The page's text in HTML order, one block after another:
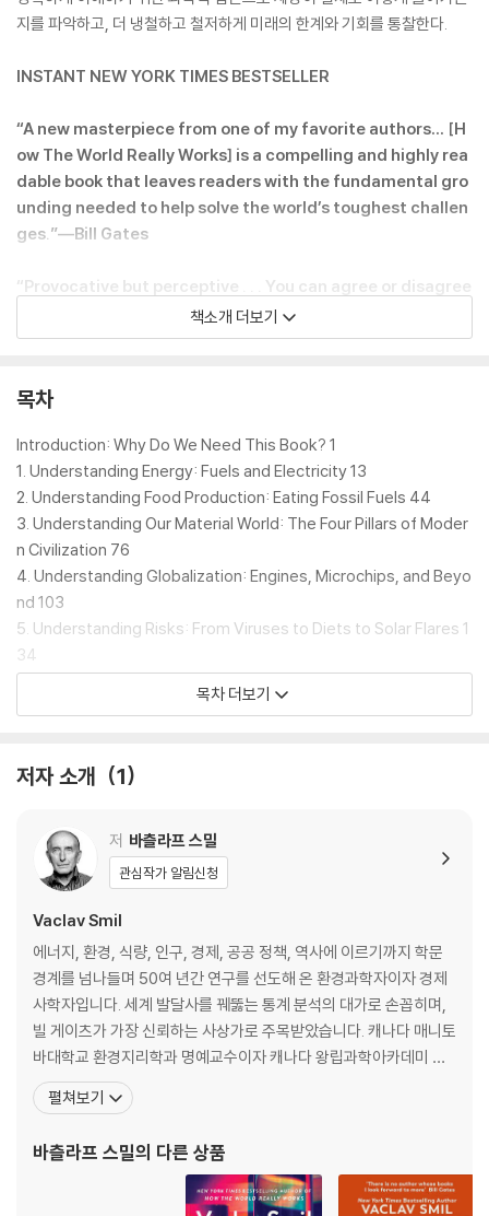
지를 파악하고, 더 냉철하고 철저하게 미래의 한계와 기회를 통찰한다.
INSTANT NEW YORK TIMES BESTSELLER
“A new masterpiece from one of my favorite authors… [H
ow The World Really Works] is a compelling and highly rea
dable book that leaves readers with the fundamental gro
unding needed to help solve the world’s toughest challen
ges.”―Bill Gates
“Provocative but perceptive . . . You can agree or disagree
with Smil―accept or doubt his ‘just the facts’ posture―b
ut you probably shouldn’t ignore him.”―The Washington
gy that makes our twenty-first century lives possible―a
scientist's investigation into what science really does, an
d does not, accomplish.
We have never had so much information at our fingertips and
yet most of us don’t know how the world really works. This bo
ok explains seven of the most fundamental realities governin
g our survival and prosperity. From energy and food productio
n, through our material world and its globalization, to risks, our
environment and its future, How the World Really Works offer
s a much-needed reality check―because before we can tack
In this ambitious and thought-provoking book we see, for exa
owing 70 per cent of the world’s rubber gloves to be made in j
ust one factory became glaringly obvious in 2020―and that o
ur societies have been steadily increasing their dependence o
n fossil fuels, such that any promises of decarbonization by 2
050 are a fairy tale. For example, each greenhouse-grown sup
ermarket-bought tomato has the equivalent of five tablespo
ons of diesel embedded in its production, and we have no wa
y of producing steel, cement or plastics at required scales wit
hout huge carbon emissions.
Ultimately, Smil answers the most profound question of our a
Compelling, data-rich and revisionist, this wonderfully broad, i
nterdisciplinary guide finds faults with both extremes. Lookin
g at the world through this quantitative lens reveals hidden tru
책소개 더보기
목차
Introduction: Why Do We Need This Book? 1
1. Understanding Energy: Fuels and Electricity 13
2. Understanding Food Production: Eating Fossil Fuels 44
3. Understanding Our Material World: The Four Pillars of Moder
n Civilization 76
4. Understanding Globalization: Engines, Microchips, and Beyo
nd 103
5. Understanding Risks: From Viruses to Diets to Solar Flares 1
34
6. Understanding the Environment: The Only Biosphere We Ha
Appendix: Understanding Numbers: Orders of Magnitude 231
Acknowledgments 307
Index 309
목차 더보기
저자 소개 1
저 바츨라프 스밀
관심작가 알림신청
Vaclav Smil
에너지, 환경, 식량, 인구, 경제, 공공 정책, 역사에 이르기까지 학문
경계를 넘나들며 50여 년간 연구를 선도해 온 환경과학자이자 경제
사학자입니다. 세계 발달사를 꿰뚫는 통계 분석의 대가로 손꼽히며,
빌 게이츠가 가장 신뢰하는 사상가로 주목받았습니다. 캐나다 매니토
바대학교 환경지리학과 명예교수이자 캐나다 왕립과학아카데미 회
원입니다. 체코에서 태어나 프라하 카를로바대학교를 졸업하고 미국
펜실베이니아주립대학교에서 박사학위를 받았습니다. 유럽연합을
세계의 에너지와 환경 정책에 기여한 공로를 인정받아 비미국인으로
펼쳐보기
바츨라프 스밀의 다른 상품